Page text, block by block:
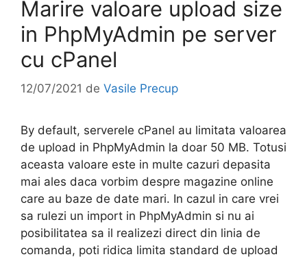
Marire valoare upload size
in PhpMyAdmin pe server
cu cPanel
12/07/2021 de Vasile Precup
By default, serverele cPanel au limitata valoarea
de upload in PhpMyAdmin la doar 50 MB. Totusi
aceasta valoare este in multe cazuri depasita
mai ales daca vorbim despre magazine online
care au baze de date mari. In cazul in care vrei
sa rulezi un import in PhpMyAdmin si nu ai
posibilitatea sa il realizezi direct din linia de
comanda, poti ridica limita standard de upload